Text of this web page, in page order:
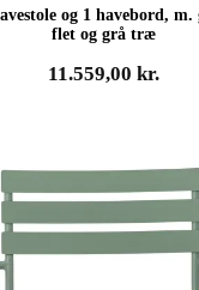
og 1 havebord,
flet og grå træ
11.559,00 kr.